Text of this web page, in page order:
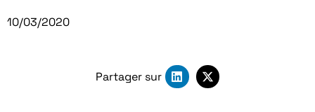
10/03/2020
Partager sur